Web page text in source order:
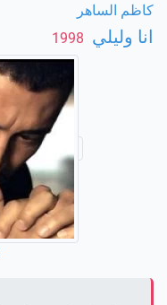
كاظم الساهر
انا وليلي